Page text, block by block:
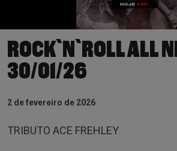
ROCK`N`ROLL ALL
30/01/26
2 de fevereiro de 2026
TRIBUTO ACE FREHLEY